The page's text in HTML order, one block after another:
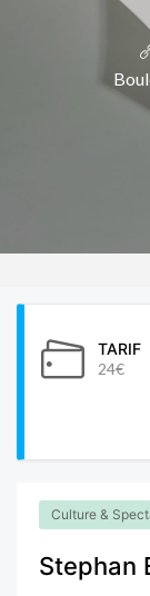
TARIF
24€
Culture &
Stephan